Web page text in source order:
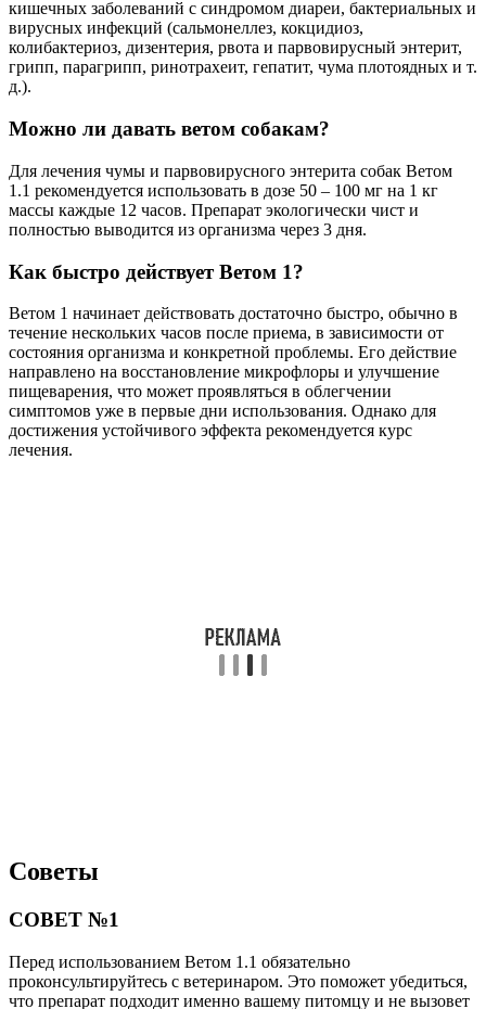
кишечных заболеваний с синдромом диареи, бактериальных и
вирусных инфекций (сальмонеллез, кокцидиоз,
колибактериоз, дизентерия, рвота и парвовирусный энтерит,
грипп, парагрипп, ринотрахеит, гепатит, чума плотоядных и т.
д.).
Можно ли давать ветом собакам?
Для лечения чумы и парвовирусного энтерита собак Ветом
1.1 рекомендуется использовать в дозе 50 – 100 мг на 1 кг
массы каждые 12 часов. Препарат экологически чист и
полностью выводится из организма через 3 дня.
Как быстро действует Ветом 1?
Ветом 1 начинает действовать достаточно быстро, обычно в
течение нескольких часов после приема, в зависимости от
состояния организма и конкретной проблемы. Его действие
направлено на восстановление микрофлоры и улучшение
пищеварения, что может проявляться в облегчении
симптомов уже в первые дни использования. Однако для
достижения устойчивого эффекта рекомендуется курс
лечения.
Советы
СОВЕТ №1
Перед использованием Ветом 1.1 обязательно
проконсультируйтесь с ветеринаром. Это поможет убедиться,
что препарат подходит именно вашему питомцу и не вызовет